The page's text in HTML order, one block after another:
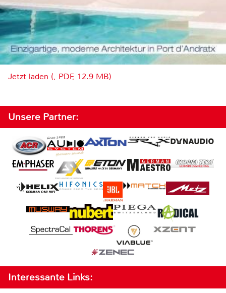
Jetzt laden (, PDF, 12.9 MB)
Unsere Partner:
Interessante Links: